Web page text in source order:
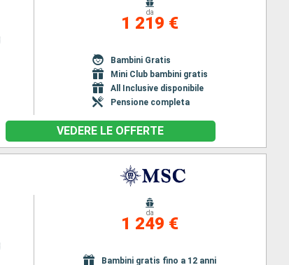
da
1 219 €
Bambini Gratis
Mini Club bambini gratis
All Inclusive disponibile
Pensione completa
VEDERE LE OFFERTE
da
1 249 €
Bambini gratis fino a 12 anni